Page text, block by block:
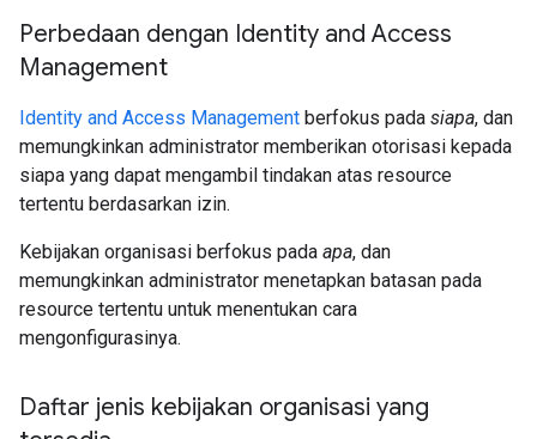
Perbedaan dengan Identity and Access
Management
Identity and Access Management berfokus pada siapa, dan
memungkinkan administrator memberikan otorisasi kepada
siapa yang dapat mengambil tindakan atas resource
tertentu berdasarkan izin.
Kebijakan organisasi berfokus pada apa, dan
memungkinkan administrator menetapkan batasan pada
resource tertentu untuk menentukan cara
mengonfigurasinya.
Daftar jenis kebijakan organisasi yang